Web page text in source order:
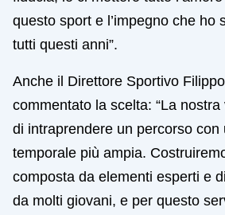
questo sport e l’impegno che ho
tutti questi anni”.
Anche il Direttore Sportivo
commentato la scelta: “La
di intraprendere un percorso con
temporale più ampia.
composta da elementi esperti e
da molti giovani, e per questo